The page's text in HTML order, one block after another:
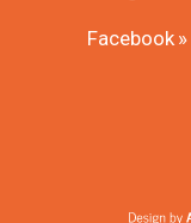
Facebook